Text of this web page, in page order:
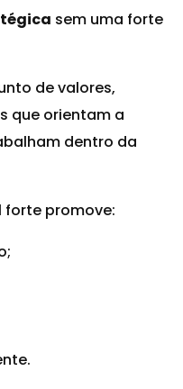
sem uma forte
de valores,
que orientam a
dentro da
forte promove: